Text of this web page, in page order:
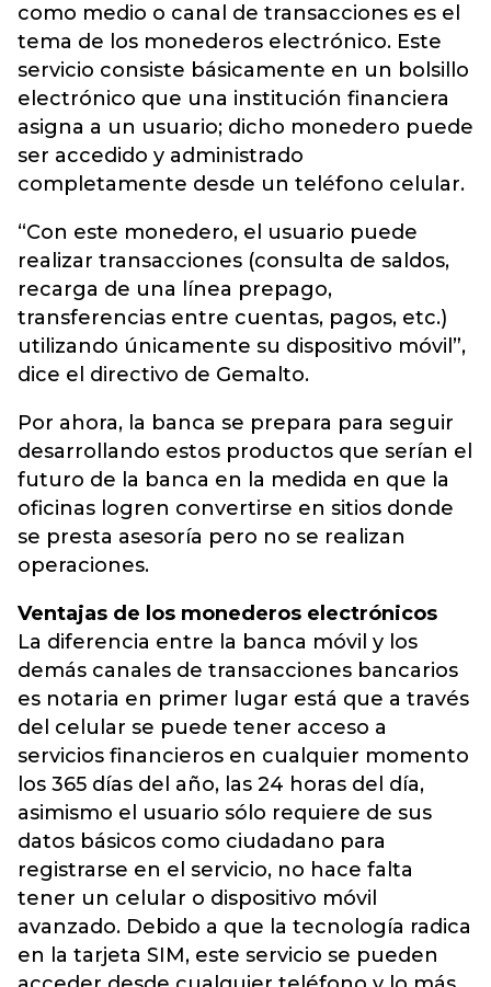
como medio o canal de transacciones es el
tema de los monederos electrónico. Este
servicio consiste básicamente en un bolsillo
electrónico que una institución financiera
asigna a un usuario; dicho monedero puede
ser accedido y administrado
completamente desde un teléfono celular.
“Con este monedero, el usuario puede
realizar transacciones (consulta de saldos,
recarga de una línea prepago,
transferencias entre cuentas, pagos, etc.)
utilizando únicamente su dispositivo móvil”,
dice el directivo de Gemalto.
Por ahora, la banca se prepara para seguir
desarrollando estos productos que serían el
futuro de la banca en la medida en que la
oficinas logren convertirse en sitios donde
se presta asesoría pero no se realizan
operaciones.
Ventajas de los monederos electrónicos
La diferencia entre la banca móvil y los
demás canales de transacciones bancarios
es notaria en primer lugar está que a través
del celular se puede tener acceso a
servicios financieros en cualquier momento
los 365 días del año, las 24 horas del día,
asimismo el usuario sólo requiere de sus
datos básicos como ciudadano para
registrarse en el servicio, no hace falta
tener un celular o dispositivo móvil
avanzado. Debido a que la tecnología radica
en la tarjeta SIM, este servicio se pueden